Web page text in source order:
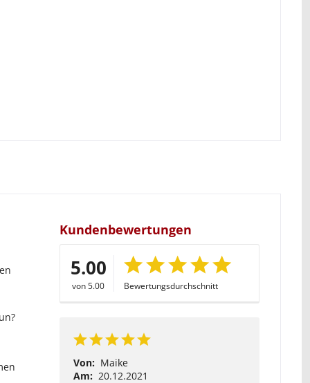
Kundenbewertungen
5.00
von 5.00 Bewertungsdurchschnitt
Von: Maike
Am: 20.12.2021